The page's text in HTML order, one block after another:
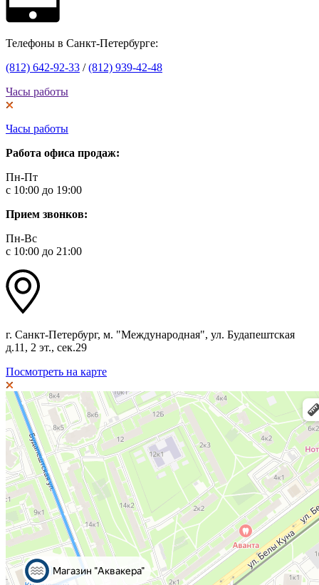
Телефоны в Санкт-Петербурге:
(812) 642-92-33 /(812) 939-42-48
Часы работы
Часы работы
Работа офиса продаж:
Пн-Пт
с 10:00 до 19:00
Прием звонков:
Пн-Вс
с 10:00 до 21:00
г. Санкт-Петербург, м. "Международная", ул. Будапештская
д.11, 2 эт., сек.29
Посмотреть на карте